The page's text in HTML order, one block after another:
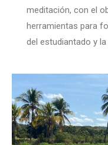
meditación, con el
herramientas para
del estudiantado y